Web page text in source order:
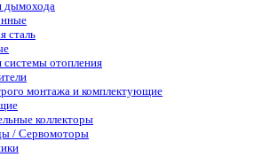
дымохода
сталь
отопления
монтажа и комплектующие
коллекторы
/ Сервомоторы